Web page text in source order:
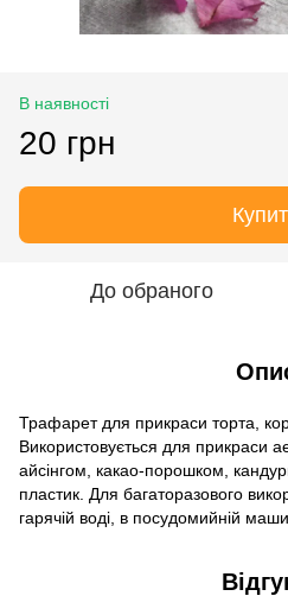
В наявності
20 грн
До обраного
Трафарет для прикраси торта,
Використовується для прикраси
айсінгом, какао-порошком,
пластик. Для багаторазового
гарячій воді, в посудомийній